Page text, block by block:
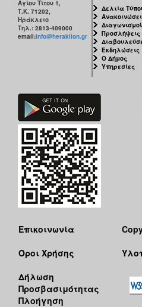
Αγίου Τίτου 1,
Τ.Κ. 71202,
Ηράκλειο
Τηλ.: 2813-409000
email:info@heraklion.gr
Δελτία
Διαγωνισμοί
Προσλήψεις
Εκδηλώσεις
Ο Δήμος
Υπηρεσίες
Επικοινωνία
Όροι Χρήσης
Δήλωση
Προσβασιμότητας
Πλοήγηση